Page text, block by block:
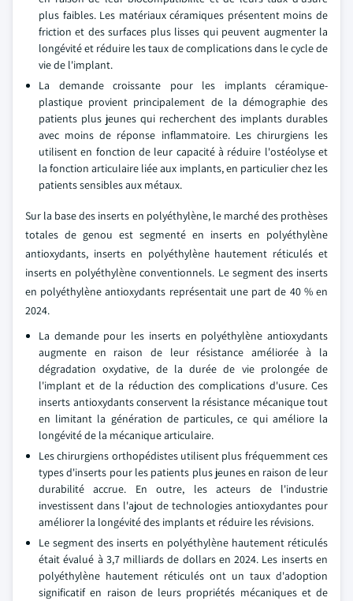
plus faibles. Les matériaux céramiques présentent moins de
friction et des surfaces plus lisses qui peuvent augmenter la
longévité et réduire les taux de complications dans le cycle de
vie de l'implant.
La demande croissante pour les implants céramique-
plastique provient principalement de la démographie des
patients plus jeunes qui recherchent des implants durables
avec moins de réponse inflammatoire. Les chirurgiens les
utilisent en fonction de leur capacité à réduire l'ostéolyse et
la fonction articulaire liée aux implants, en particulier chez les
patients sensibles aux métaux.
Sur la base des inserts en polyéthylène, le marché des prothèses
totales de genou est segmenté en inserts en polyéthylène
antioxydants, inserts en polyéthylène hautement réticulés et
inserts en polyéthylène conventionnels. Le segment des inserts
en polyéthylène antioxydants représentait une part de 40 % en
2024.
La demande pour les inserts en polyéthylène antioxydants
augmente en raison de leur résistance améliorée à la
dégradation oxydative, de la durée de vie prolongée de
l'implant et de la réduction des complications d'usure. Ces
inserts antioxydants conservent la résistance mécanique tout
en limitant la génération de particules, ce qui améliore la
longévité de la mécanique articulaire.
Les chirurgiens orthopédistes utilisent plus fréquemment ces
types d'inserts pour les patients plus jeunes en raison de leur
durabilité accrue. En outre, les acteurs de l'industrie
investissent dans l'ajout de technologies antioxydantes pour
améliorer la longévité des implants et réduire les révisions.
Le segment des inserts en polyéthylène hautement réticulés
était évalué à 3,7 milliards de dollars en 2024. Les inserts en
polyéthylène hautement réticulés ont un taux d'adoption
significatif en raison de leurs propriétés mécaniques et de